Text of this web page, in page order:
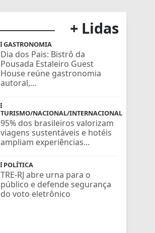
+ Lidas
GASTRONOMIA
Dia dos Pais: Bistrô da
Pousada Estaleiro Guest
House reúne gastronomia
autoral,...
TURISMO/NACIONAL/INTERNACIONAL
95% dos brasileiros valorizam
viagens sustentáveis e hotéis
ampliam experiências...
POLÍTICA
TRE-RJ abre urna para o
público e defende segurança
do voto eletrônico